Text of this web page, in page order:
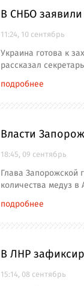
В СНБО заявили
11:24, 10 сентябрь
Украина готова к
рассказал
подробнее
Власти
18:45, 09 сентябрь
Глава Запорожской
количества медуз
подробнее
В ЛНР
15:14, 08 сентябрь